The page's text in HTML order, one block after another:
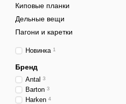
Киповые планки
Дельные вещи
Пагони и каретки
Новинка 1
Бренд
Antal 3
Barton 3
Harken 4